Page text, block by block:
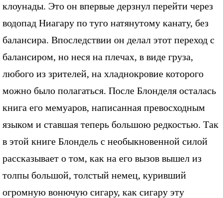
клоунады. Это он впервые дерзнул перейти через
водопад Ниагару по туго натянутому канату, без
балансира. Впоследствии он делал этот переход с
балансиром, но неся на плечах, в виде груза,
любого из зрителей, на хладнокровие которого
можно было полагаться. После Блонделя осталась
книга его мемуаров, написанная превосходным
языком и ставшая теперь большою редкостью. Так
в этой книге Блондель с необыкновенной силой
рассказывает о том, как на его вызов вышел из
толпы большой, толстый немец, куривший
огромную вонючую сигару, как сигару эту